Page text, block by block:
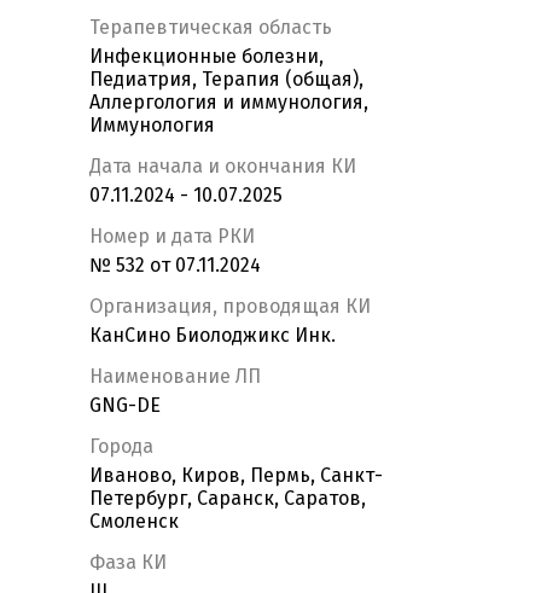
Терапевтическая область
Инфекционные болезни,
Педиатрия, Терапия (общая),
Аллергология и иммунология,
Иммунология
Дата начала и окончания КИ
07.11.2024 - 10.07.2025
Номер и дата РКИ
№ 532 от 07.11.2024
Организация, проводящая КИ
КанСино Биолоджикс Инк.
Наименование ЛП
GNG-DE
Города
Иваново, Киров, Пермь, Санкт-
Петербург, Саранск, Саратов,
Смоленск
Фаза КИ